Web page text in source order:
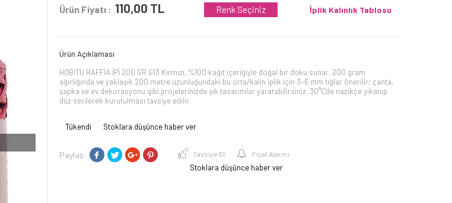
Ürün Fiyatı : 110,00 TL İplik Kalınlık Tablosu
Renk Seçiniz
Ürün Açıklaması
HOBİTU RAFFİA İPİ 200 GR G13 Kırmızı, %100 kağıt içeriğiyle doğal bir doku sunar. 200 gram
ağırlığında ve yaklaşık 200 metre uzunluğundaki bu orta/kalın iplik için 3–6 mm tığlar önerilir; çanta,
şapka ve ev dekorasyonu gibi projelerinizde şık tasarımlar yaratabilirsiniz. 30°C'de nazikçe yıkanıp
düz serilerek kurutulması tavsiye edilir.
Tükendi Stoklara düşünce haber ver
Paylaş: Tavsiye Et Fiyat Alarmı
Stoklara düşünce haber ver